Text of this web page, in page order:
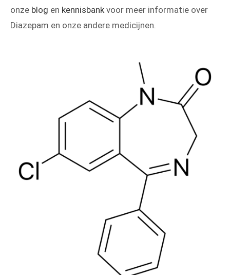
onze blog en kennisbankvoor meer informatie over
Diazepam en onze andere medicijnen.